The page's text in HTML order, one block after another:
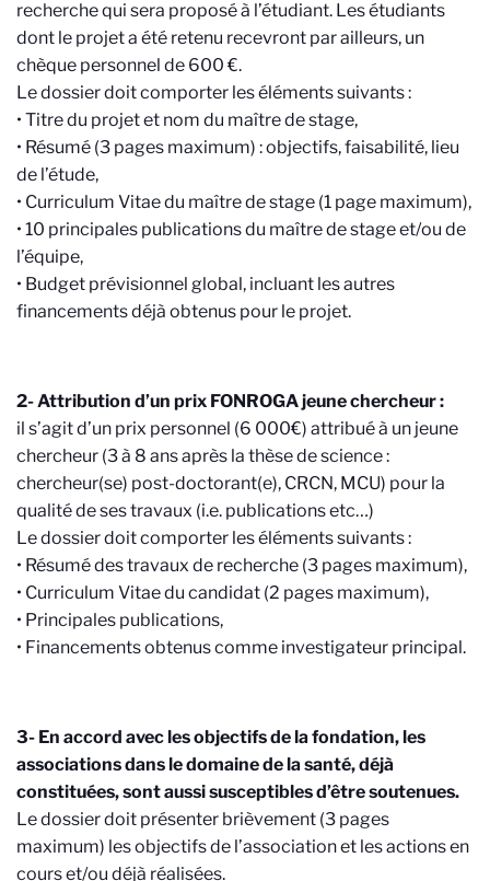
recherche qui sera proposé à l’étudiant. Les étudiants
dont le projet a été retenu recevront par ailleurs, un
chèque personnel de 600 €.
Le dossier doit comporter les éléments suivants :
• Titre du projet et nom du maître de stage,
• Résumé (3 pages maximum) : objectifs, faisabilité, lieu
de l’étude,
• Curriculum Vitae du maître de stage (1 page maximum),
• 10 principales publications du maître de stage et/ou de
l’équipe,
• Budget prévisionnel global, incluant les autres
financements déjà obtenus pour le projet.
2- Attribution d’un prix FONROGA jeune chercheur :
il s’agit d’un prix personnel (6 000€) attribué à un jeune
chercheur (3 à 8 ans après la thèse de science :
chercheur(se) post-doctorant(e), CRCN, MCU) pour la
qualité de ses travaux (i.e. publications etc…)
Le dossier doit comporter les éléments suivants :
• Résumé des travaux de recherche (3 pages maximum),
• Curriculum Vitae du candidat (2 pages maximum),
• Principales publications,
• Financements obtenus comme investigateur principal.
3- En accord avec les objectifs de la fondation, les
associations dans le domaine de la santé, déjà
constituées, sont aussi susceptibles d’être soutenues.
Le dossier doit présenter brièvement (3 pages
maximum) les objectifs de l’association et les actions en
cours et/ou déjà réalisées.